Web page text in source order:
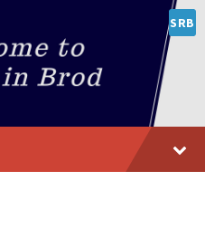
SRB